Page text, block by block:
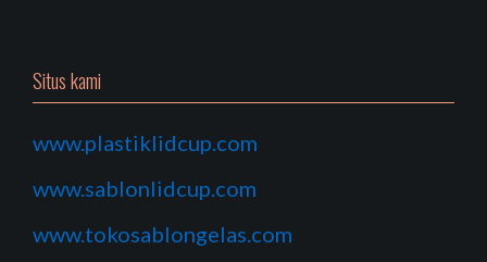
Situs kami
www.plastiklidcup.com
www.sablonlidcup.com
www.tokosablongelas.com